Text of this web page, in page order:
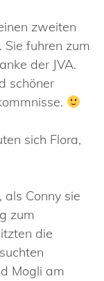
zweiten
fuhren zum
der JVA.
schöner
sich Flora,
Conny sie
zum
die
Mogli am